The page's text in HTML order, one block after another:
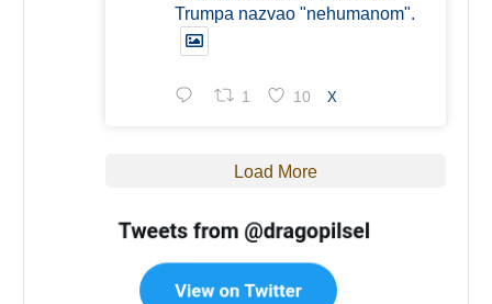
Trumpa nazvao "nehumanom".
1 10 X
Load More